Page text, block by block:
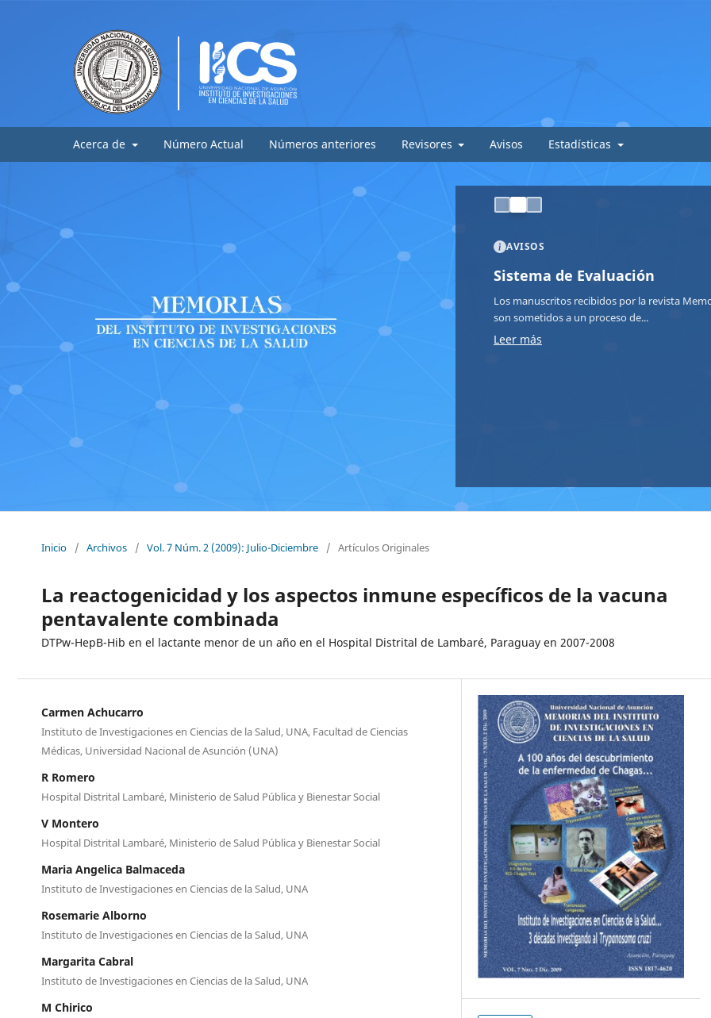
Acerca de Número Actual Números anteriores Revisores Avisos Estadísticas
AVISOS
Nueva Covocatoria
El Instituto de Investigaciones en Ciencias de
invita a investigadores, docentes y...
Leer más
Inicio / Archivos / Vol. 7 Núm. 2 (2009): Julio-Diciembre / Artículos Originales
La reactogenicidad y los aspectos inmune específicos de la vacuna
pentavalente combinada
DTPw-HepB-Hib en el lactante menor de un año en el Hospital Distrital de Lambaré, Paraguay en 2007-2008
Carmen Achucarro
Instituto de Investigaciones en Ciencias de la Salud, UNA, Facultad de Ciencias
Médicas, Universidad Nacional de Asunción (UNA)
R Romero
Hospital Distrital Lambaré, Ministerio de Salud Pública y Bienestar Social
V Montero
Hospital Distrital Lambaré, Ministerio de Salud Pública y Bienestar Social
Maria Angelica Balmaceda
Instituto de Investigaciones en Ciencias de la Salud, UNA
Rosemarie Alborno
Instituto de Investigaciones en Ciencias de la Salud, UNA
Margarita Cabral
Instituto de Investigaciones en Ciencias de la Salud, UNA
M Chirico